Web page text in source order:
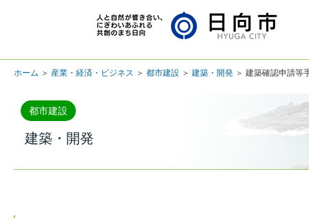
ホーム ＞ 産業・経済・ビジネス ＞ 都市建設 ＞ 建築・開発 ＞ 建築確認申請等
都市建設
建築・開発